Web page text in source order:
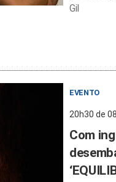
Gil
EVENTO
20h30 de
Com